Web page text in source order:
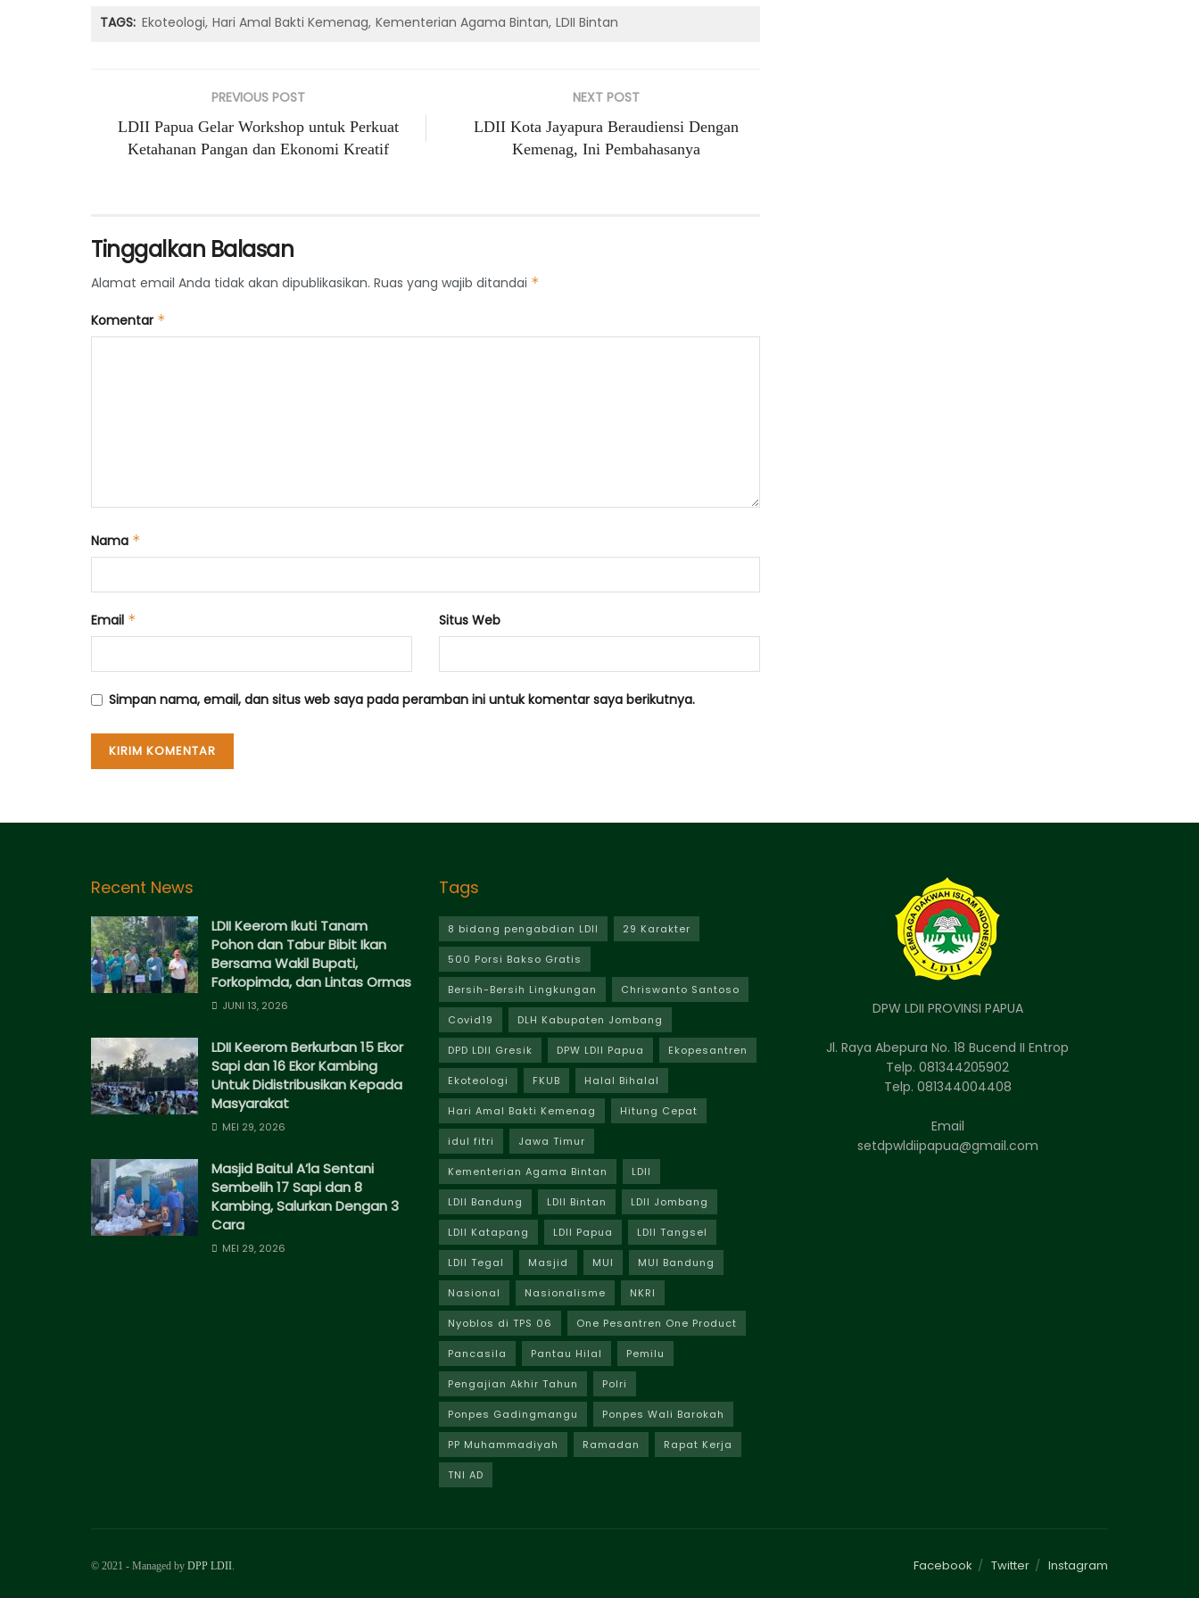
TAGS: Ekoteologi Hari Amal Bakti Kemenag Kementerian Agama Bintan LDII Bintan
PREVIOUS POST
LDII Papua Gelar Workshop untuk Perkuat
Ketahanan Pangan dan Ekonomi Kreatif
NEXT POST
LDII Kota Jayapura Beraudiensi Dengan
Kemenag, Ini Pembahasanya
Tinggalkan Balasan
Alamat email Anda tidak akan dipublikasikan. Ruas yang wajib ditandai *
Komentar *
Nama *
Email * Situs Web
Simpan nama, email, dan situs web saya pada peramban ini untuk komentar saya berikutnya.
Recent News
LDII Keerom Ikuti Tanam
Pohon dan Tabur Bibit Ikan
Bersama Wakil Bupati,
Forkopimda, dan Lintas Ormas
JUNI 13, 2026
LDII Keerom Berkurban 15 Ekor
Sapi dan 16 Ekor Kambing
Untuk Didistribusikan Kepada
Masyarakat
MEI 29, 2026
Masjid Baitul A’la Sentani
Sembelih 17 Sapi dan 8
Kambing, Salurkan Dengan 3
Cara
MEI 29, 2026
Tags
8 bidang pengabdian LDII 29 Karakter
500 Porsi Bakso Gratis
Bersih-Bersih Lingkungan Chriswanto Santoso
Covid19 DLH Kabupaten Jombang
DPD LDII Gresik DPW LDII Papua Ekopesantren
Ekoteologi FKUB Halal Bihalal
Hari Amal Bakti Kemenag Hitung Cepat
idul fitri Jawa Timur
Kementerian Agama Bintan LDII
LDII Bandung LDII Bintan LDII Jombang
LDII Katapang LDII Papua LDII Tangsel
LDII Tegal Masjid MUI MUI Bandung
Nasional Nasionalisme NKRI
Nyoblos di TPS 06 One Pesantren One Product
Pancasila Pantau Hilal Pemilu
Pengajian Akhir Tahun Polri
Ponpes Gadingmangu Ponpes Wali Barokah
PP Muhammadiyah Ramadan Rapat Kerja
TNI AD
DPW LDII PROVINSI PAPUA
Jl. Raya Abepura No. 18 Bucend II Entrop
Telp. 081344205902
Telp. 081344004408
Email
setdpwldiipapua@gmail.com
Facebook Twitter Instagram
© 2021 - Managed by DPP LDII